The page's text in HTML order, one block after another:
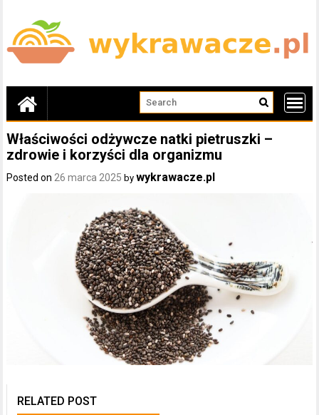
content
Właściwości odżywcze natki pietruszki –
zdrowie i korzyści dla organizmu
Posted on 26 marca 2025 bywykrawacze.pl
RELATED POST